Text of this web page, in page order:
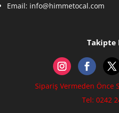
Email: info@himmetocal.com
Takipte
Sipariş Vermeden Önce
Tel: 0242